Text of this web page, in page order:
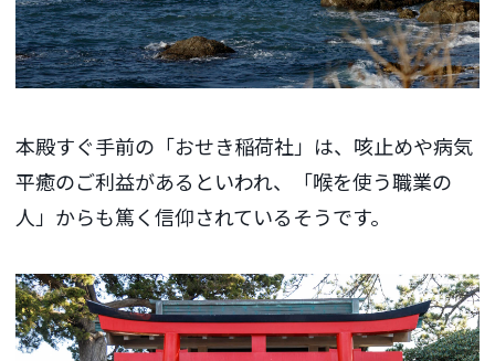
本殿すぐ手前の「おせき稲荷社」は、咳止めや病気
平癒のご利益があるといわれ、「喉を使う職業の
人」からも篤く信仰されているそうです。